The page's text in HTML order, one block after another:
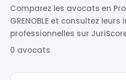
Comparez les avocats en
GRENOBLE et consultez
professionnelles sur
0 avocats